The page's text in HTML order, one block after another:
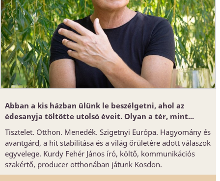
Abban a kis házban ülünk le beszélgetni, ahol az
édesanyja töltötte utolsó éveit. Olyan a tér, mint...
Tisztelet. Otthon. Menedék. Szigetnyi Európa. Hagyomány és
avantgárd, a hit stabilitása és a világ őrületére adott válaszok
egyvelege. Kurdy Fehér János író, költő, kommunikációs
szakértő, producer otthonában játunk Kosdon.